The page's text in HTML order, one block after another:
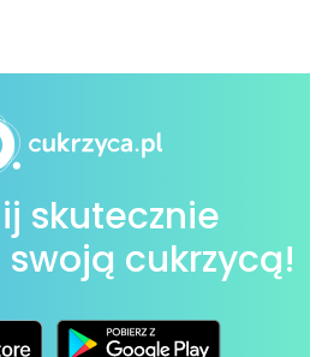
skutecznie
swoją cukrzycą!